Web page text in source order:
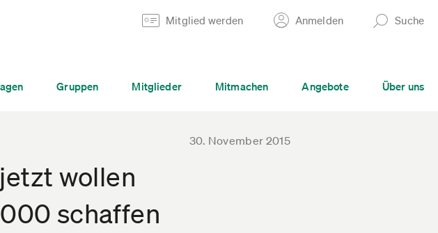
Mitglied werden Anmelden Suche
Gruppen Mitglieder Mitmachen Angebote Über uns
wollen
schaffen
30. November 2015